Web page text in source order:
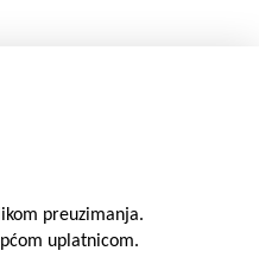
preuzimanja.
uplatnicom.